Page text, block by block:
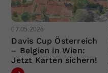
07.05.2026
Davis Cup Österreich
– Belgien in Wien:
Jetzt Karten sichern!